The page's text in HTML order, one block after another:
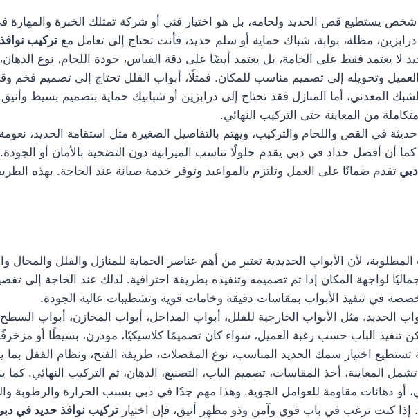
يستطيع قص الحديد ولحامه، بل هو اختيار فني أو شركة تمتلك الخبرة والمهارة في
مظلة، بوابة، شباك حماية أو سلم حديد، فأنت تحتاج إلى تعامل مع تركيب
لا يعتمد فقط على الخامة، بل يعتمد أيضًا على دقة القياس، جودة اللحام، نوع
وتحويله إلى تصميم مناسب للمكان. فمثلًا، أبواب الفلل تحتاج إلى تصميم فخم
المعدني، أما المنازل فقد تحتاج إلى درابزين أو شبابيك حماية بتصميم بسيط
من المعاينة حتى التركيب النهائي.
في القص واللحام والتركيب، ويهتم بالتفاصيل الصغيرة مثل استقامة الحديد،
أن أفضل حداد في دبي يقدم حلولًا تناسب الميزانية دون التضحية بالأمان أو
تقدم ضمانًا على العمل وتلتزم بالمواعيد وتوفر خدمة صيانة عند الحاجة. بهذه
لأن الأبواب الحديدية تعتبر من أهم عناصر الحماية للمنازل والفلل والمحال
لواجهة المكان إذا تم تصميمه وتنفيذه بطريقة احترافية. لذلك عند الحاجة إلى
في تنفيذ الأبواب بمقاسات دقيقة وخامات قوية وتشطيبات عالية الجودة.
مثل الأبواب الخارجية للفلل، أبواب المداخل، أبواب المخازن، أبواب السطح،
تنفيذ الباب حسب رغبة العميل، سواء كان تصميمًا كلاسيكيًا، مودرن، بسيطًا أو
اختيار سمك الحديد المناسب، نوع المفصلات، طريقة الفتح، ونظام القفل بما
المعاينة، أخذ المقاسات، تصميم الباب، التصنيع، الدهان، ثم التركيب النهائي.
أو دهانات مقاومة للعوامل الجوية. وهذا مهم جدًا في دبي بسبب الحرارة والرطوبة
كنت ترغب في باب قوي وآمن وذو مظهر أنيق، فإن اختيار تركيب نوافذ حديد في